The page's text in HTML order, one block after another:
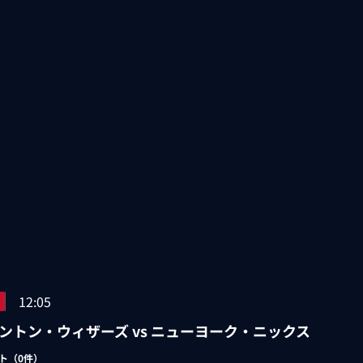
12:05
トン・ウィザーズ vs ニューヨーク・ニックス
（0件）